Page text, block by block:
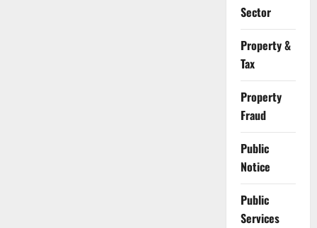
Sector
Property &
Tax
Property
Fraud
Public
Notice
Public
Services